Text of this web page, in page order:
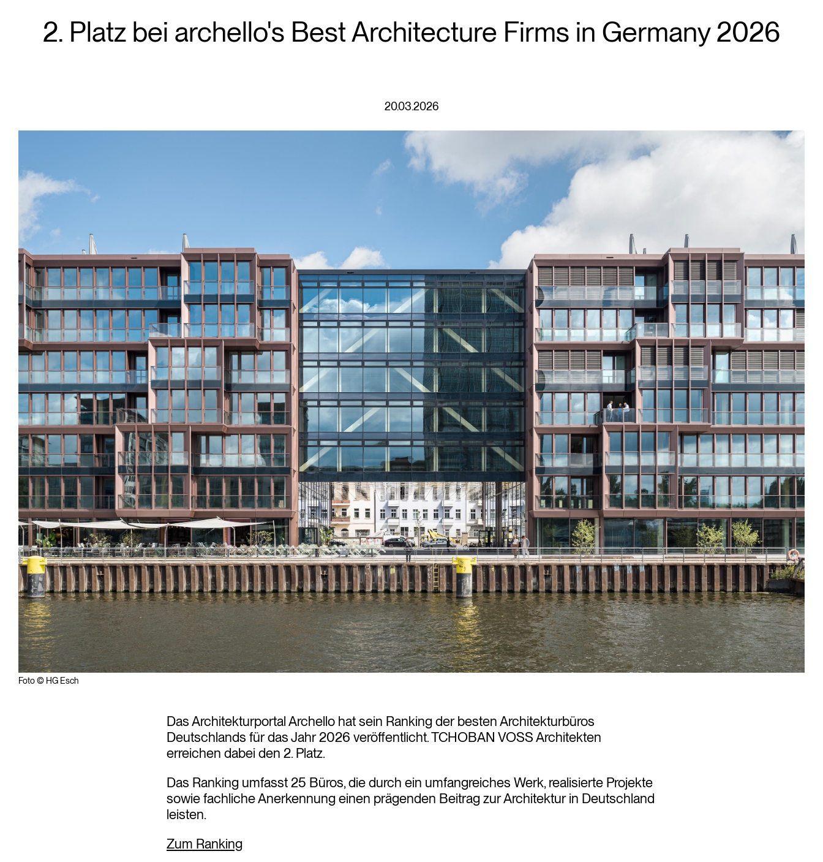
2. Platz bei archello's Best Architecture Firms in Germany 2026
20.03.2026
Foto © HG Esch
Das Architekturportal Archello hat sein Ranking der besten Architekturbüros
Deutschlands für das Jahr 2026 veröffentlicht. TCHOBAN VOSS Architekten
erreichen dabei den 2. Platz.
Das Ranking umfasst 25 Büros, die durch ein umfangreiches Werk, realisierte Projekte
sowie fachliche Anerkennung einen prägenden Beitrag zur Architektur in Deutschland
leisten.
Zum Ranking